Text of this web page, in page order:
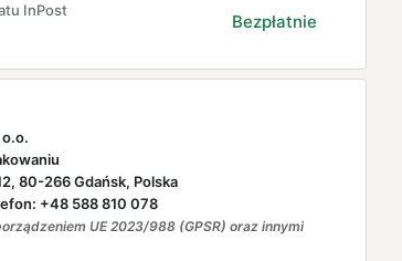
InPost
Bezpłatnie
o.o.
80-266 Gdańsk, Polska
+48 588 810 078
UE 2023/988 (GPSR) oraz innymi